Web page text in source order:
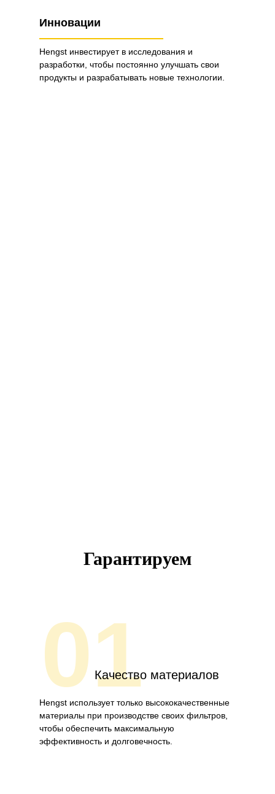
Инновации
Hengst инвестирует в исследования и
разработки, чтобы постоянно улучшать свои
продукты и разрабатывать новые технологии.
Гарантируем
01Качество материалов
Hengst использует только высококачественные
материалы при производстве своих фильтров,
чтобы обеспечить максимальную
эффективность и долговечность.